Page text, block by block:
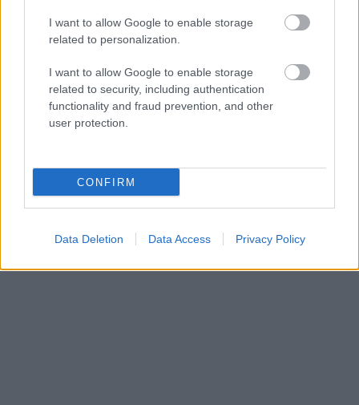
I want to allow Google to enable storage
related to personalization.
I want to allow Google to enable storage
related to security, including authentication
functionality and fraud prevention, and other
user protection.
CONFIRM
Data Deletion Data Access Privacy Policy
A lakásválsággal küzdő hazánkban érdemes a
budapesti XIII. kerületbe is betekintenünk, ahol
annyi lakással rendelkezik az önkormányzat, hogy
igen ...